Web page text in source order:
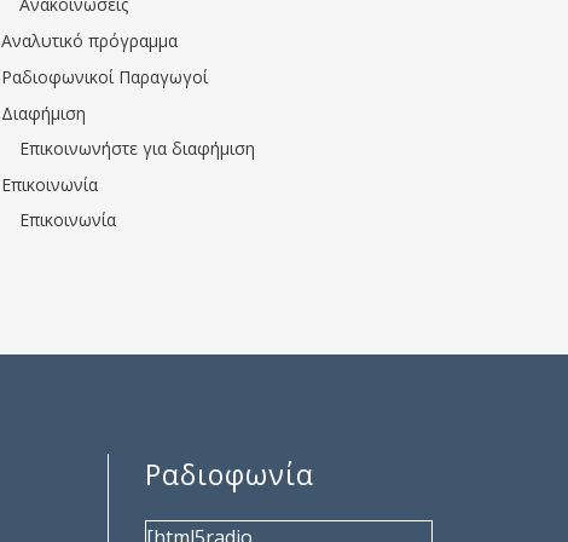
Αναλυτικό πρόγραμμα
Ραδιοφωνικοί Παραγωγοί
Διαφήμιση
Επικοινωνήστε για διαφήμιση
Επικοινωνία
Επικοινωνία
Ραδιοφωνία